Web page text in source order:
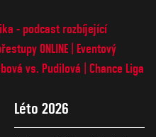
- podcast rozbíjející
ONLINE
Eventový
vs. Pudilová
Chance Liga
Léto 2026